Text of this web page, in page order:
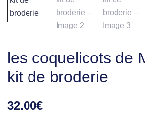
les coquelicots de
kit de broderie
32.00€